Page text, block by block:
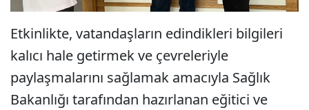
Etkinlikte, vatandaşların edindikleri bilgileri
kalıcı hale getirmek ve çevreleriyle
paylaşmalarını sağlamak amacıyla Sağlık
Bakanlığı tarafından hazırlanan eğitici ve